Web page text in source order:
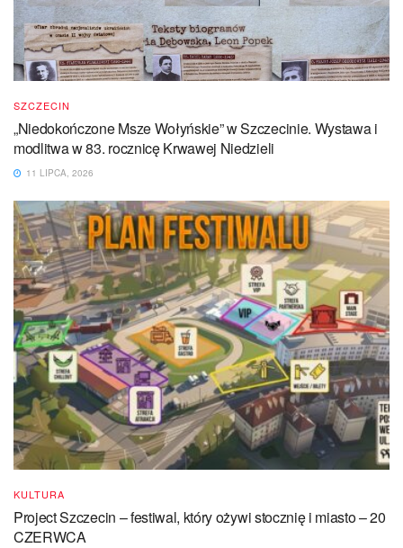
SZCZECIN
„Niedokończone Msze Wołyńskie” w Szczecinie. Wystawa i
modlitwa w 83. rocznicę Krwawej Niedzieli
11 LIPCA, 2026
KULTURA
Project Szczecin – festiwal, który ożywi stocznię i miasto – 20
CZERWCA